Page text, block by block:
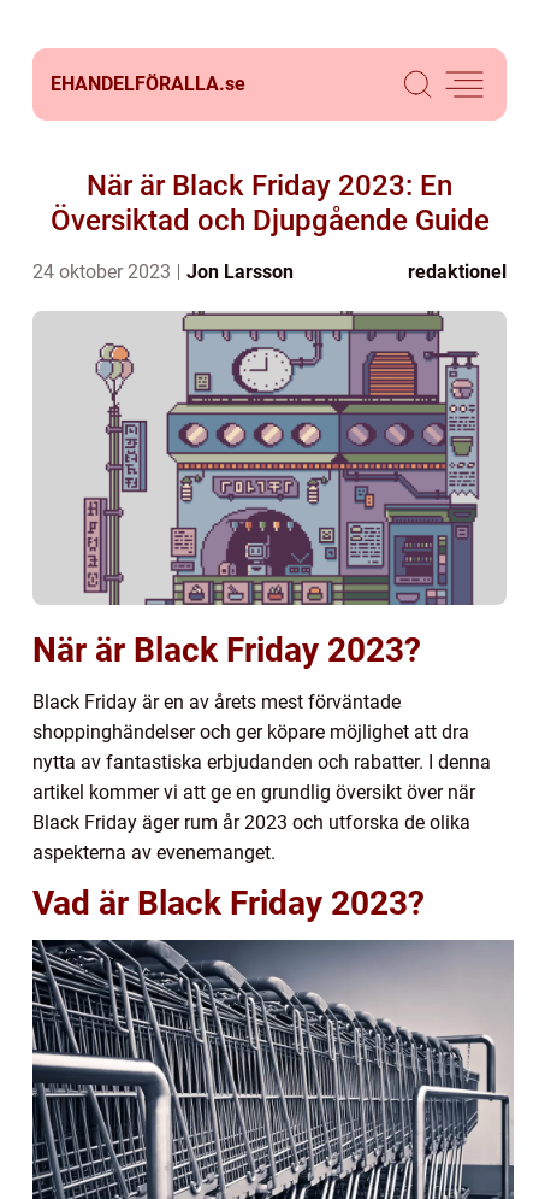
EHANDELFÖRALLA.se
När är Black Friday 2023: En
Översiktad och Djupgående Guide
24 oktober 2023 Jon Larsson redaktionel
När är Black Friday 2023?
Black Friday är en av årets mest förväntade
shoppinghändelser och ger köpare möjlighet att dra
nytta av fantastiska erbjudanden och rabatter. I denna
artikel kommer vi att ge en grundlig översikt över när
Black Friday äger rum år 2023 och utforska de olika
aspekterna av evenemanget.
Vad är Black Friday 2023?